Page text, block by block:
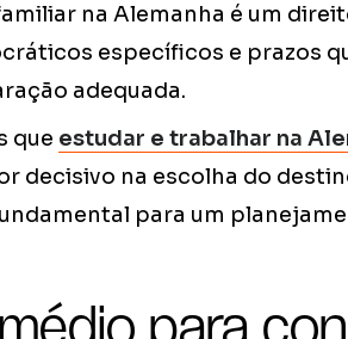
na Alemanha é um
específicos e prazos
adequada.
que estudar e trabalhar na
decisivo na escolha do
para um
para